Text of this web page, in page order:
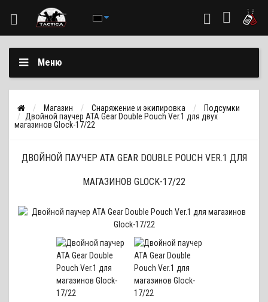
Меню
Магазин Снаряжение и экипировка
Подсумки
Двойной паучер ATA Gear Double Pouch Ver.1 для двух
магазинов Glock-17/22
ДВОЙНОЙ ПАУЧЕР ATA GEAR DOUBLE POUCH VER.1 ДЛЯ
МАГАЗИНОВ GLOCK-17/22